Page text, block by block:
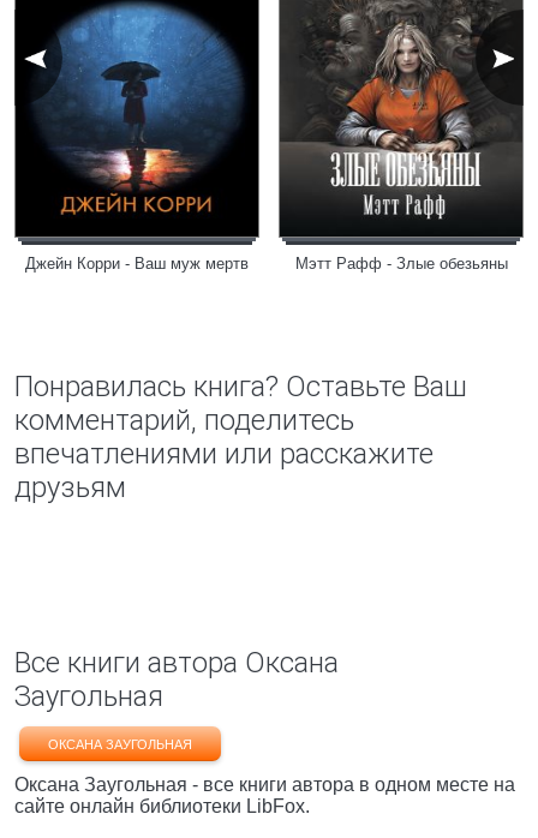
Джейн Корри - Ваш муж мертв Мэтт Рафф - Злые обезьяны
Понравилась книга? Оставьте Ваш
комментарий, поделитесь
впечатлениями или расскажите
друзьям
Все книги автора Оксана
Заугольная
ОКСАНА ЗАУГОЛЬНАЯ
Оксана Заугольная - все книги автора в одном месте на
сайте онлайн библиотеки LibFox.